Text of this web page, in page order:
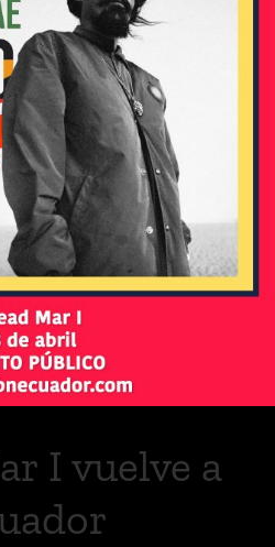
I vuelve a